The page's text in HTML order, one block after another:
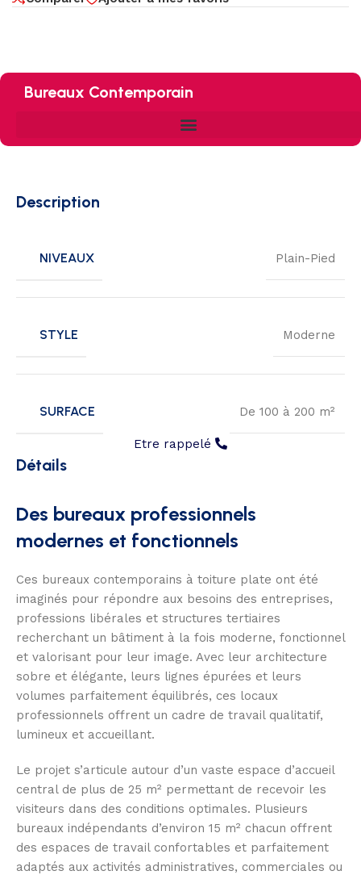
Bureaux Contemporain
Description
NIVEAUX Plain-Pied
STYLE Moderne
SURFACE De 100 à 200 m²
Etre rappelé
Détails
Des bureaux professionnels
modernes et fonctionnels
Ces bureaux contemporains à toiture plate ont été
imaginés pour répondre aux besoins des entreprises,
professions libérales et structures tertiaires
recherchant un bâtiment à la fois moderne, fonctionnel
et valorisant pour leur image. Avec leur architecture
sobre et élégante, leurs lignes épurées et leurs
volumes parfaitement équilibrés, ces locaux
professionnels offrent un cadre de travail qualitatif,
lumineux et accueillant.
Le projet s’articule autour d’un vaste espace d’accueil
central de plus de 25 m² permettant de recevoir les
visiteurs dans des conditions optimales. Plusieurs
bureaux indépendants d’environ 15 m² chacun offrent
des espaces de travail confortables et parfaitement
adaptés aux activités administratives, commerciales ou